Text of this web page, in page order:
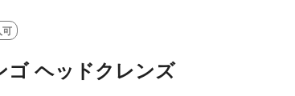
可
ゴ ヘッドクレンズ